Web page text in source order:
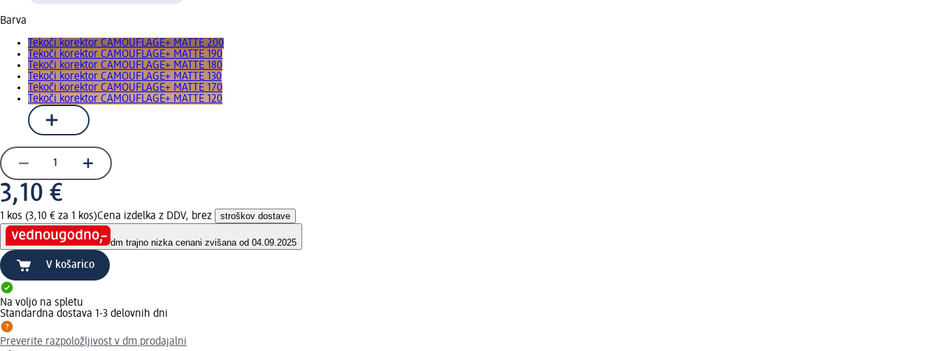
Barva
Tekoči korektor CAMOUFLAGE+ MATTE 200
Tekoči korektor CAMOUFLAGE+ MATTE 190
Tekoči korektor CAMOUFLAGE+ MATTE 180
Tekoči korektor CAMOUFLAGE+ MATTE 130
Tekoči korektor CAMOUFLAGE+ MATTE 170
Tekoči korektor CAMOUFLAGE+ MATTE 120
3,10 €
1 kos (3,10 € za 1 kos)Cena izdelka z DDV, brez stroškov dostave
dm trajno nizka cenani zvišana od 04.09.2025
V košarico
Na voljo na spletu
Standardna dostava 1-3 delovnih dni
Preverite razpoložljivost v dm prodajalni